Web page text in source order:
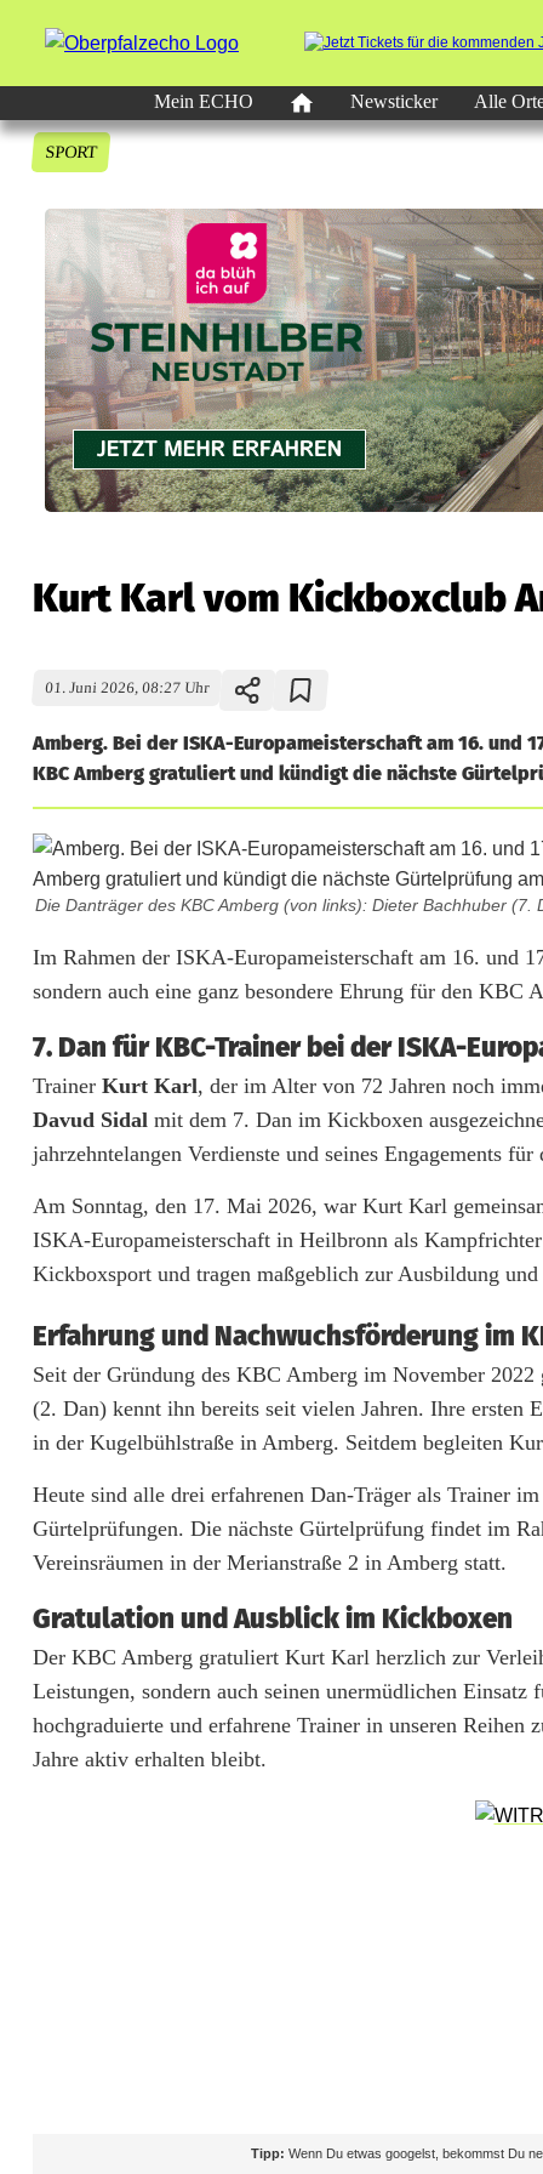
Mein ECHO
Newsticker Alle
SPORT
Kurt Karl vom Kickboxclub
01. Juni 2026, 08:27 Uhr
Amberg. Bei der ISKA-Europameisterschaft am 16. und
KBC Amberg gratuliert und kündigt die nächste
Die Danträger des KBC Amberg (von links): Dieter Bachhuber
K
u
r
t
K
a
r
l
v
o
m
i
c
k
b
o
x
Im Rahmen der ISKA-Europameisterschaft am 16. und
sondern auch eine ganz besondere Ehrung für den KBC
7. Dan für KBC-Trainer bei der ISKA-
Trainer Kurt Karl, der im Alter von 72 Jahren noch
Davud Sidal mit dem 7. Dan im Kickboxen
jahrzehntelangen Verdienste und seines Engagements
Am Sonntag, den 17. Mai 2026, war Kurt Karl
ISKA-Europameisterschaft in Heilbronn als
Kickboxsport und tragen maßgeblich zur Ausbildung
Erfahrung und Nachwuchsförderung im
Seit der Gründung des KBC Amberg im November
(2. Dan) kennt ihn bereits seit vielen Jahren. Ihre ersten
in der Kugelbühlstraße in Amberg. Seitdem begleiten
Heute sind alle drei erfahrenen Dan-Träger als Trainer
Gürtelprüfungen. Die nächste Gürtelprüfung findet im
Vereinsräumen in der Merianstraße 2 in Amberg statt.
Gratulation und Ausblick im Kickboxen
Der KBC Amberg gratuliert Kurt Karl herzlich zur
Leistungen, sondern auch seinen unermüdlichen
hochgraduierte und erfahrene Trainer in unseren
Jahre aktiv erhalten bleibt.
Tipp: Wenn Du etwas googelst, bekommst Du